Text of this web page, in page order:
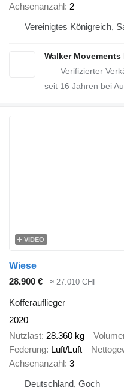
Achsenanzahl 2
Vereinigtes Königreich,
Walker Movements
seit 16 Jahren bei
VIDEO
Wiese
28.900 €
≈ 27.010 CHF
Kofferauflieger
2020
Nutzlast 28.360 kg
Federung Luft/Luft
Achsenanzahl 3
Deutschland, Goch